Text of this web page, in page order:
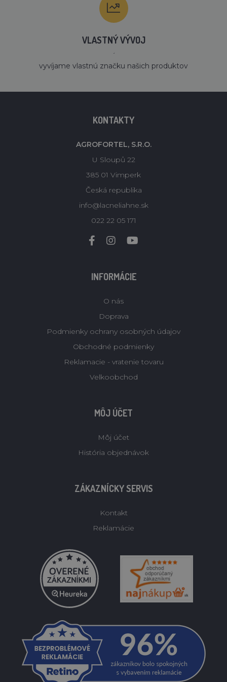
VLASTNÝ VÝVOJ
´
vyvíjame vlastnú značku našich produktov
KONTAKTY
AGROFORTEL, S.R.O.
U Sloupů 22
385 01 Vimperk
Česká republika
info@lacneliahne.sk
022 22 05 171
INFORMÁCIE
O nás
Doprava
Podmienky ochrany osobných údajov
Obchodné podmienky
Reklamacie - vratenie tovaru
Velkoobchod
MÔJ ÚČET
Môj účet
História objednávok
ZÁKAZNÍCKY SERVIS
Kontakt
Reklamácie